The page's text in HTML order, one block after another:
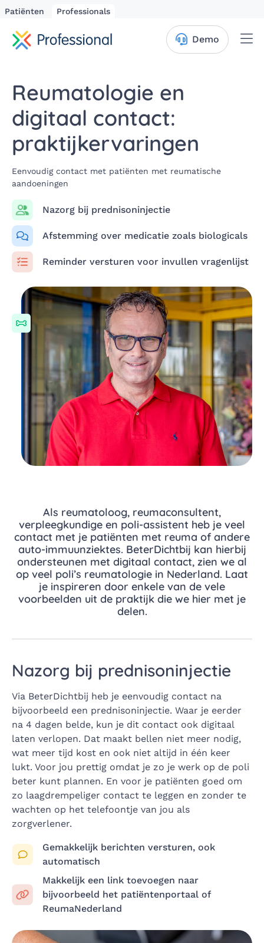
Patiënten Professionals
Demo
Reumatologie en
digitaal contact:
praktijkervaringen
Eenvoudig contact met patiënten met reumatische
aandoeningen
Nazorg bij prednisoninjectie
Afstemming over medicatie zoals biologicals
Reminder versturen voor invullen vragenlijst
Als reumatoloog, reumaconsultent,
verpleegkundige en poli-assistent heb je veel
contact met je patiënten met reuma of andere
auto-immuunziektes. BeterDichtbij kan hierbij
ondersteunen met digitaal contact, zien we al
op veel poli’s reumatologie in Nederland. Laat
je inspireren door enkele van de vele
voorbeelden uit de praktijk die we hier met je
delen.
Nazorg bij prednisoninjectie
Via BeterDichtbij heb je eenvoudig contact na
bijvoorbeeld een prednisoninjectie. Waar je eerder
na 4 dagen belde, kun je dit contact ook digitaal
laten verlopen. Dat maakt bellen niet meer nodig,
wat meer tijd kost en ook niet altijd in één keer
lukt. Voor jou prettig omdat je zo je werk op de poli
beter kunt plannen. En voor je patiënten goed om
zo laagdrempeliger contact te leggen en zonder te
wachten op het telefoontje van jou als
zorgverlener.
Gemakkelijk berichten versturen, ook
automatisch
Makkelijk een link toevoegen naar
bijvoorbeeld het patiëntenportaal of
ReumaNederland